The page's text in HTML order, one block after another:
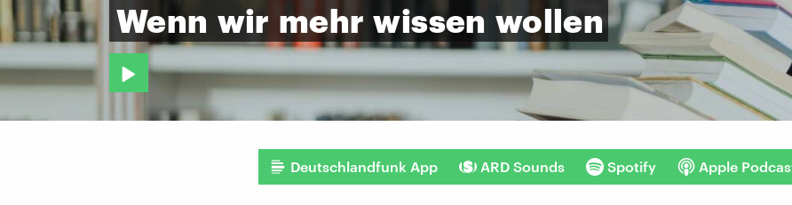
Wenn wir mehr wissen wollen
Deutschlandfunk App ARD Sounds Spotify Apple